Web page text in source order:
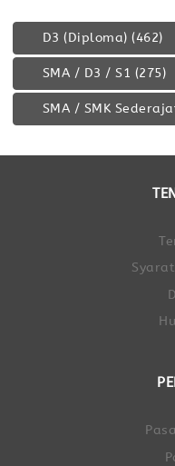
D3 (Diploma) (462)
SMA / D3 / S1 (275)
SMA / SMK